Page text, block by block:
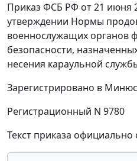
Приказ ФСБ РФ от 21 июня
утверждении Нормы
военнослужащих органов
безопасности,
несения караульной
Зарегистрировано в
Регистрационный N 9780
Текст приказа